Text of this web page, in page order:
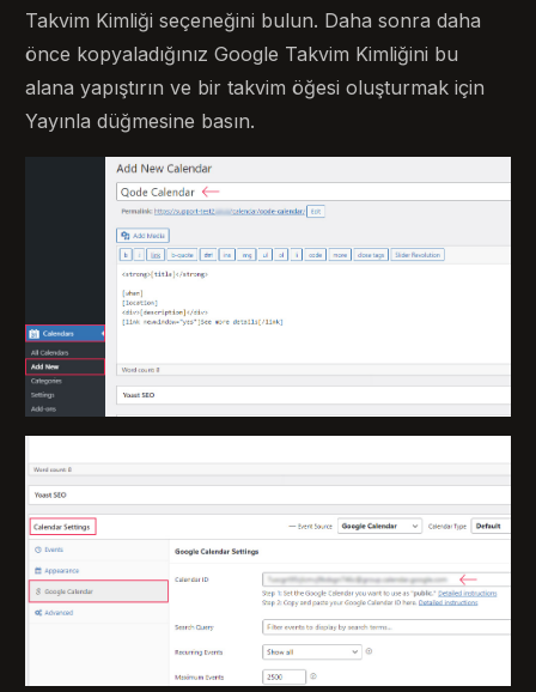
Takvim Kimliği seçeneğini bulun. Daha sonra daha
önce kopyaladığınız Google Takvim Kimliğini bu
alana yapıştırın ve bir takvim öğesi oluşturmak için
Yayınla düğmesine basın.
Bize Ulaşın